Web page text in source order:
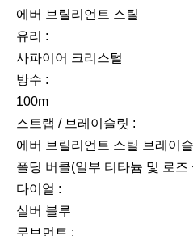
에버 브릴리언트 스틸
유리 :
사파이어 크리스털
방수 :
100m
스트랩 / 브레이슬릿 :
에버 브릴리언트 스틸 브레이
폴딩 버클(일부 티타늄 및 로즈
다이얼 :
실버 블루
무브먼트 :